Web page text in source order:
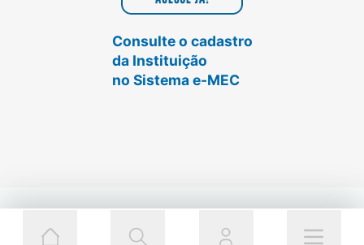
Consulte o cadastro
da Instituição
no Sistema e-MEC